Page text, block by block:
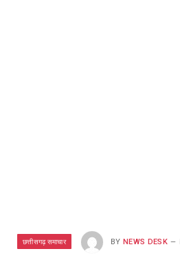
छत्तीसगढ़ समाचार BY NEWS DESK